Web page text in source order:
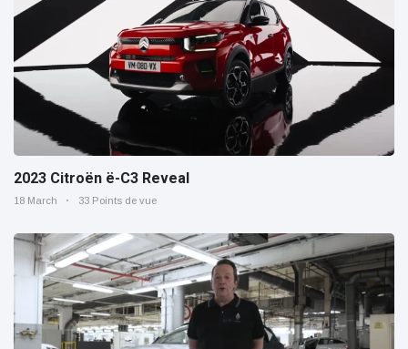
2023 Citroën ë-C3 Reveal
18 March 33 Points de vue